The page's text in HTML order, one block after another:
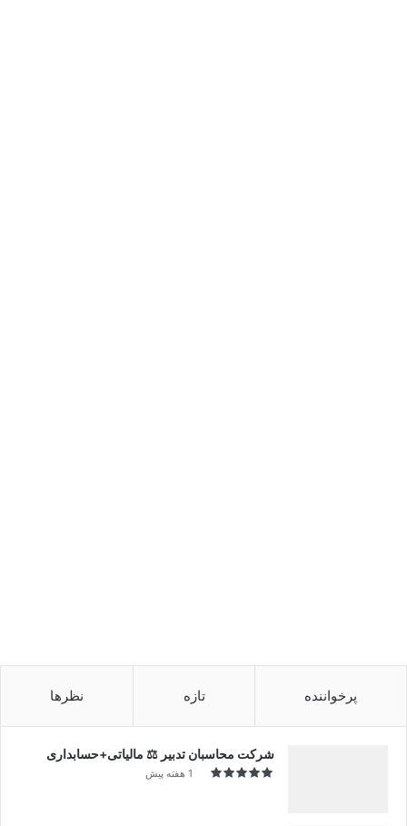
پرخواننده تازه نظرها
شرکت محاسبان تدبیر ⚖️ مالیاتی+حسابداری
1 هفته پیش